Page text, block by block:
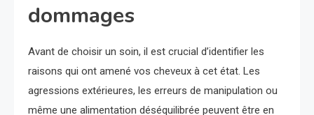
dommages
Avant de choisir un soin, il est crucial d’identifier les
raisons qui ont amené vos cheveux à cet état. Les
agressions extérieures, les erreurs de manipulation ou
même une alimentation déséquilibrée peuvent être en